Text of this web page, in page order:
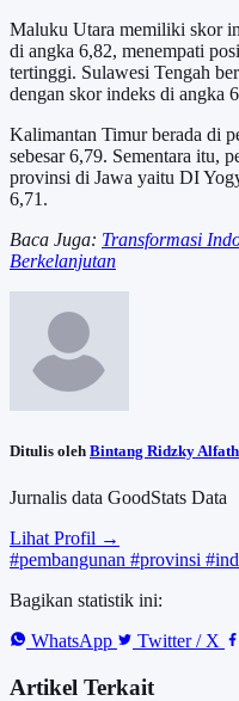
Maluku Utara memiliki skor
di angka 6,82, menempati
tertinggi. Sulawesi Tengah
dengan skor indeks di angka
Kalimantan Timur berada di
sebesar 6,79. Sementara itu,
provinsi di Jawa yaitu DI
6,71.
Baca Juga: Transformasi
Berkelanjutan
Ditulis oleh Bintang Ridzky
Jurnalis data GoodStats Data
Lihat Profil →
#pembangunan #provinsi
Bagikan statistik ini:
WhatsApp
Twitter / X
Artikel Terkait